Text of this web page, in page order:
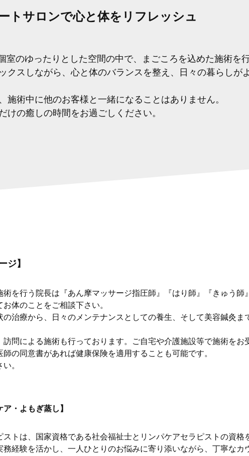
トサロンで心と体をリフレッシュ
のゆったりとした空間の中で、まごころを込めた施術を行
クスしながら、心と体のバランスを整え、日々の暮らしが
施術中に他のお客様と一緒になることはありません。
けの癒しの時間をお過ごしください。
ジ】
を行う院長は『あん摩マッサージ指圧師』『はり師』『きゅう師
体のことをご相談下さい。
治療から、日々のメンテナンスとしての養生、そして美容鍼灸ま
訪問による施術も行っております。ご自宅や介護施設等で施術をお
の同意書があれば健康保険を適用することも可能です。
。
・よもぎ蒸し】
ストは、国家資格である社会福祉士とリンパケアセラピストの資格
経験を活かし、一人ひとりのお悩みに寄り添いながら、丁寧なカ